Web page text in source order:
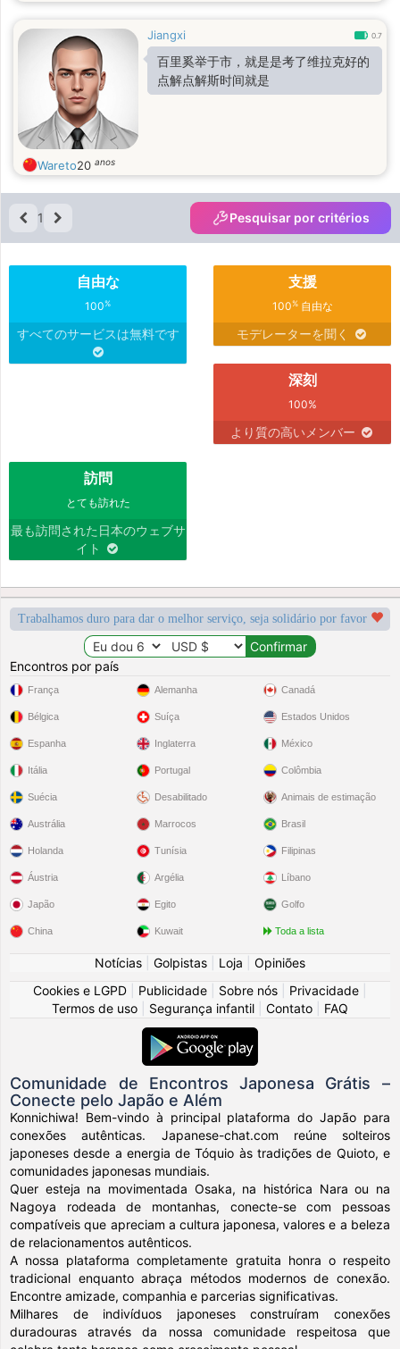
Jiangxi 0.7
百里奚举于市，就是是考了维拉克好的
点解点解斯时间就是
Wareto20 anos
1 Pesquisar por critérios
自由な
100%
すべてのサービスは無料です
支援
100%自由な
モデレーターを聞く
深刻
100%
より質の高いメンバー
訪問
とても訪れた
最も訪問された日本のウェブサ
イト
Trabalhamos duro para dar o melhor serviço, seja solidário por favor
Encontros por país
França
Bélgica
Espanha
Itália
Suécia
Alemanha
Suíça
Inglaterra
Portugal
Desabilitado
Canadá
Estados Unidos
México
Colômbia
Animais de estimação
Austrália
Holanda
Áustria
Japão
China
Marrocos
Tunísia
Argélia
Egito
Kuwait
Brasil
Filipinas
Líbano
Golfo
Toda a lista
Notícias Golpistas Loja
Opiniões
Cookies e LGPD
Publicidade Sobre nós Privacidade
Termos de uso
Segurança infantil Contato FAQ
Comunidade de Encontros Japonesa Grátis –
Conecte pelo Japão e Além
Konnichiwa! Bem-vindo à principal plataforma do Japão para
conexões autênticas. Japanese-chat.com reúne solteiros
japoneses desde a energia de Tóquio às tradições de Quioto, e
comunidades japonesas mundiais.
Quer esteja na movimentada Osaka, na histórica Nara ou na
Nagoya rodeada de montanhas, conecte-se com pessoas
compatíveis que apreciam a cultura japonesa, valores e a beleza
de relacionamentos autênticos.
A nossa plataforma completamente gratuita honra o respeito
tradicional enquanto abraça métodos modernos de conexão.
Encontre amizade, companhia e parcerias significativas.
Milhares de indivíduos japoneses construíram conexões
duradouras através da nossa comunidade respeitosa que